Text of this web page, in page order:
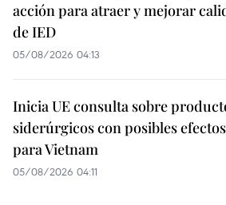
acción para atraer y mejorar
de IED
05/08/2026 04:13
Inicia UE consulta sobre
siderúrgicos con posibles efectos
para Vietnam
05/08/2026 04:11